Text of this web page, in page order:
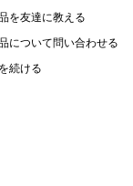
を友達に教える
について問い合わせる
続ける